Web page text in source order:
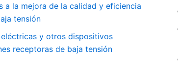
a la mejora de la calidad y eficiencia
tensión
y otros dispositivos
receptoras de baja tensión